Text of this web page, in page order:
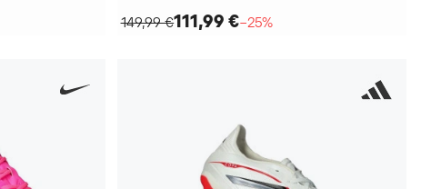
149,99 €111,99 €−25%